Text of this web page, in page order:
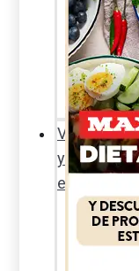
En
la
Vida
y
estilo